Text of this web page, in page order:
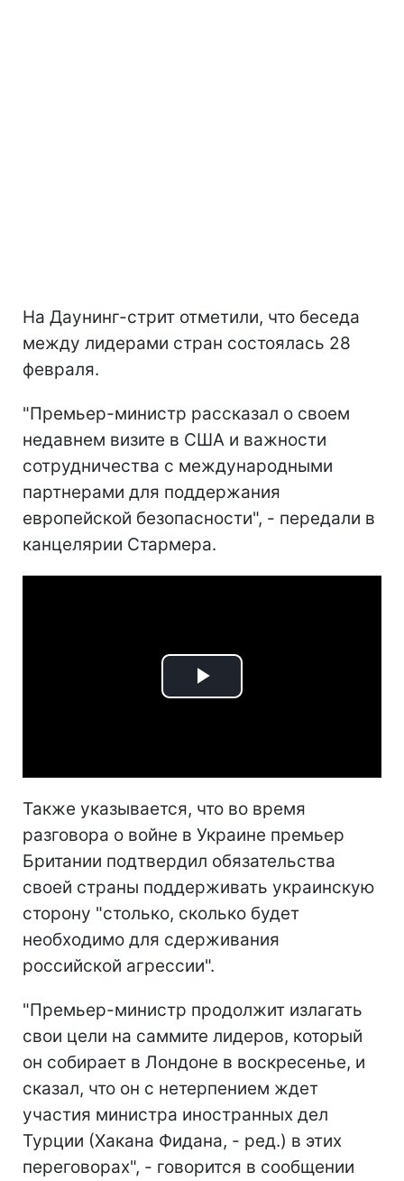
На Даунинг-стрит отметили, что беседа
между лидерами стран состоялась 28
февраля.
"Премьер-министр рассказал о своем
недавнем визите в США и важности
сотрудничества с международными
партнерами для поддержания
европейской безопасности", - передали в
канцелярии Стармера.
Play
Также указывается, что во время
разговора о войне в Украине премьер
Британии подтвердил обязательства
своей страны поддерживать украинскую
сторону "столько, сколько будет
необходимо для сдерживания
российской агрессии".
"Премьер-министр продолжит излагать
свои цели на саммите лидеров, который
он собирает в Лондоне в воскресенье, и
сказал, что он с нетерпением ждет
участия министра иностранных дел
Турции (Хакана Фидана, - ред.) в этих
переговорах", - говорится в сообщении